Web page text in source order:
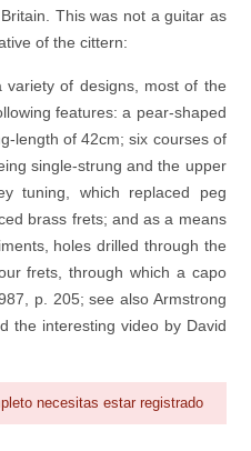
This was not a guitar as
of the cittern:
variety of designs, most of the
features: a pear-shaped
length of 42cm; six courses of
single-strung and the upper
tuning, which replaced peg
brass frets; and as a means
holes drilled through the
frets, through which a capo
p. 205; see also Armstrong
the interesting video by David
necesitas estar registrado